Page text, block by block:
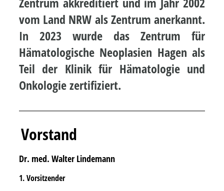
vom Land NRW als Zentrum anerkannt.
In 2023 wurde das Zentrum für
Hämatologische Neoplasien Hagen als
Teil der Klinik für Hämatologie und
Onkologie zertifiziert.
Vorstand
Dr. med. Walter Lindemann
1. Vorsitzender